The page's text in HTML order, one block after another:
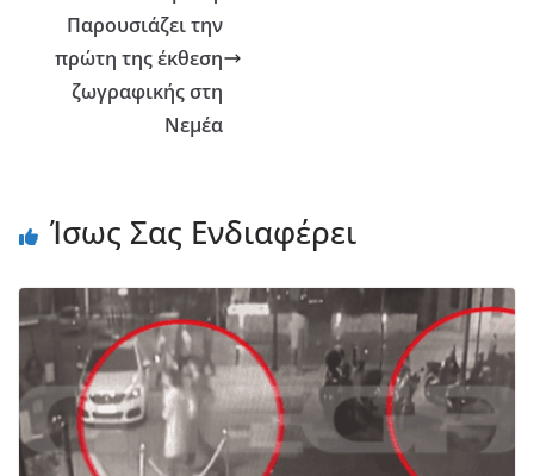
Παρουσιάζει την
πρώτη της έκθεση
ζωγραφικής στη
Νεμέα
Ίσως Σας Ενδιαφέρει